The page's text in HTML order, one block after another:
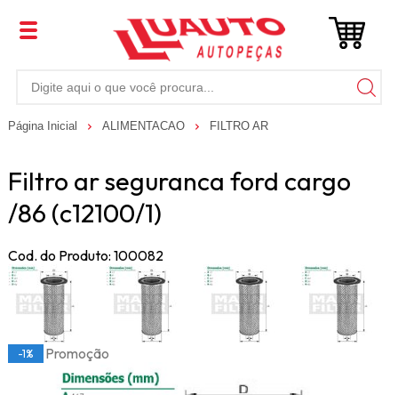
Página Inicial ALIMENTACAO FILTRO AR
Filtro ar seguranca ford cargo
/86 (c12100/1)
Cod. do Produto: 100082
-1% Promoção